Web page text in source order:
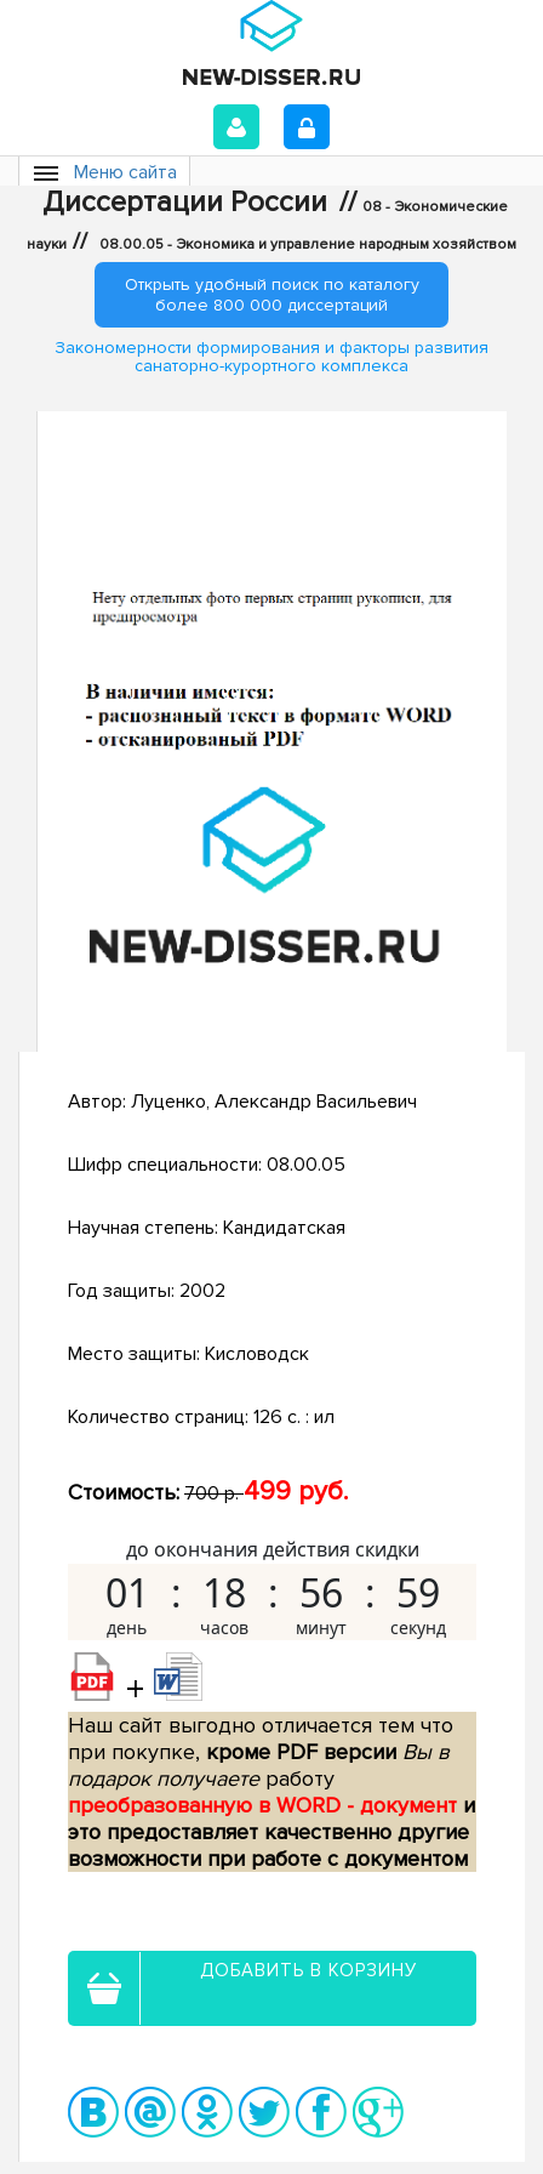
Меню сайта
Диссертации России // 08 - Экономические
науки // 08.00.05 - Экономика и управление народным хозяйством
Открыть удобный поиск по каталогу
более 800 000 диссертаций
Закономерности формирования и факторы развития
санаторно-курортного комплекса
Автор: Луценко, Александр Васильевич
Шифр специальности: 08.00.05
Научная степень: Кандидатская
Год защиты: 2002
Место защиты: Кисловодск
Количество страниц: 126 с. : ил
Стоимость: 700 р.499 руб.
до окончания действия скидки
01 18 56 58
+
Наш сайт выгодно отличается тем что
при покупке, кроме PDF версии Вы в
подарок получаетеработу
преобразованную в WORD - документ и
это предоставляет качественно другие
возможности при работе с документом
ДОБАВИТЬ В КОРЗИНУ